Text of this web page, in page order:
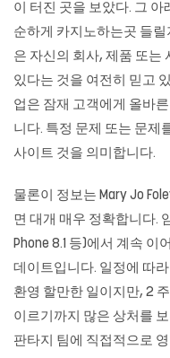
이 터진 곳을 보았다. 그
순하게 카지노하는곳 들
은 자신의 회사, 제품 또는
있다는 것을 여전히 믿고
업은 잠재 고객에게 올바
니다. 특정 문제 또는 문제
사이트 것을 의미합니다.
물론이 정보는 Mary Jo
면 대개 매우 정확합니다.
Phone 8.1 등)에서 계속 이
데이트입니다. 일정에 따
환영 할만한 일이지만, 2
이르기까지 많은 상처를
판타지 팀에 직접적으로